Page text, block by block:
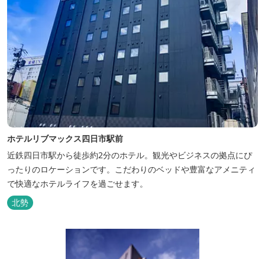
ホテルリブマックス四日市駅前
近鉄四日市駅から徒歩約2分のホテル。観光やビジネスの拠点にぴ
ったりのロケーションです。こだわりのベッドや豊富なアメニティ
で快適なホテルライフを過ごせます。
北勢